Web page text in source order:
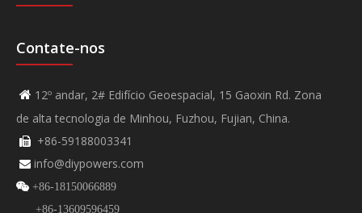
Contate-nos
 12º andar, 2# Edifício Geoespacial, 15 Gaoxin Rd. Zona
de alta tecnologia de Minhou, Fuzhou, Fujian, China.
 +86-59188003341
 info@diypowers.com
 +86-18150066889
+86-13609596459